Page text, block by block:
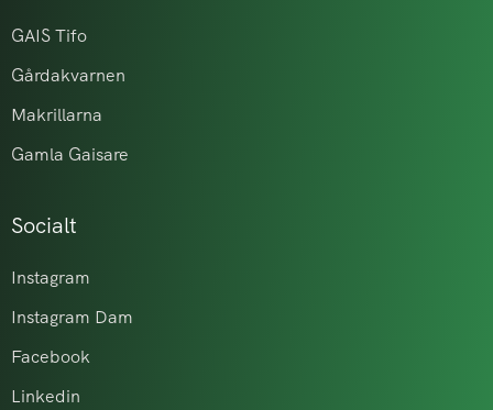
GAIS Tifo
Gårdakvarnen
Makrillarna
Gamla Gaisare
Socialt
Instagram
Instagram Dam
Facebook
Linkedin